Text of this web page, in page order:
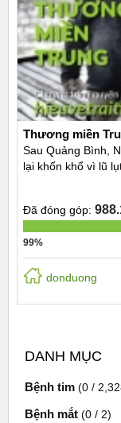
DANH MỤC
Bệnh tim (0 /
Bệnh mắt (0 / 2)
Thương miền
Sau Quảng Bình,
lại khốn khổ vì lũ
Đã đóng góp:
99%
donduong